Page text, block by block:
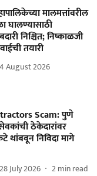
मालमत्तांवरील
घालण्यासाठी
निश्चित; निष्काळजी
तयारी
August 2026
Scam: पुणे
ठेकेदारांवर
थांबवून निविदा मागे
28 July 2026 2min read